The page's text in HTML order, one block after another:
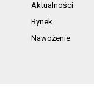
Aktualności
Rynek
Nawożenie